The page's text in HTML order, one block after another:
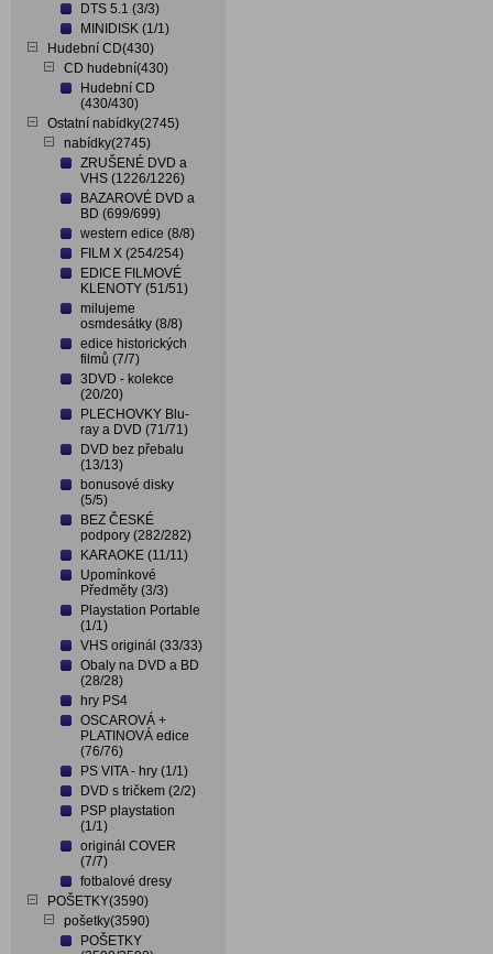
DTS 5.1 (3/3)
MINIDISK (1/1)
Hudební CD(430)
CD hudební(430)
Hudební CD
(430/430)
Ostatní nabídky(2745)
nabídky(2745)
ZRUŠENÉ DVD a
VHS (1226/1226)
BAZAROVÉ DVD a
BD (699/699)
western edice (8/8)
FILM X (254/254)
EDICE FILMOVÉ
KLENOTY (51/51)
milujeme
osmdesátky (8/8)
edice historických
filmů (7/7)
3DVD - kolekce
(20/20)
PLECHOVKY Blu-
ray a DVD (71/71)
DVD bez přebalu
(13/13)
bonusové disky
(5/5)
BEZ ČESKÉ
podpory (282/282)
KARAOKE (11/11)
Upomínkové
Předměty (3/3)
Playstation Portable
(1/1)
VHS originál (33/33)
Obaly na DVD a BD
(28/28)
hry PS4
OSCAROVÁ +
PLATINOVÁ edice
(76/76)
PS VITA - hry (1/1)
DVD s tričkem (2/2)
PSP playstation
(1/1)
originál COVER
(7/7)
fotbalové dresy
POŠETKY(3590)
pošetky(3590)
POŠETKY